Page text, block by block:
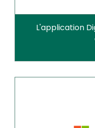
L'application